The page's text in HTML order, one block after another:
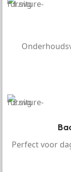
Perfect voor